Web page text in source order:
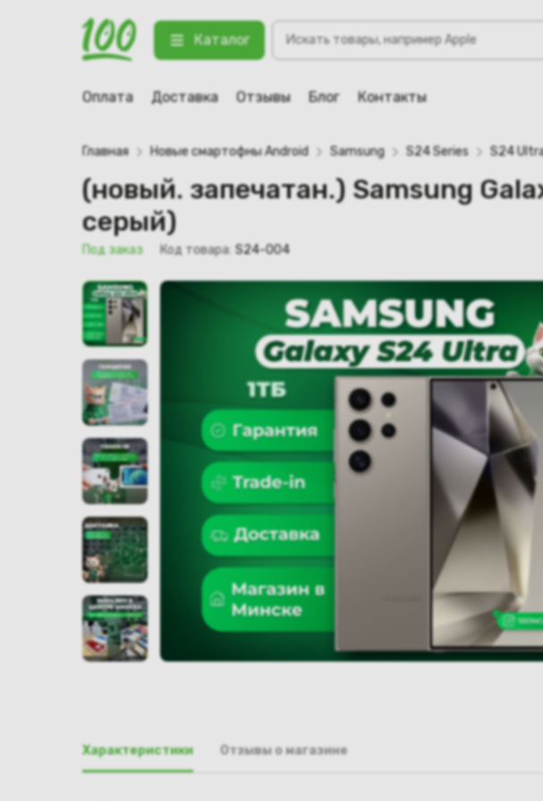
Каталог
товаров
Оплата Доставка Отзывы Блог Контакты
(новый. запечатан.) Samsung Galaxy S24 Ultra SM-
123 Под заказ
Главная Новые смартофны Android Samsung S24 Series S24
(новый. запечатан.) Samsung
серый)
Под заказ Код товара: S24-004
Характеристики Отзывы о магазине